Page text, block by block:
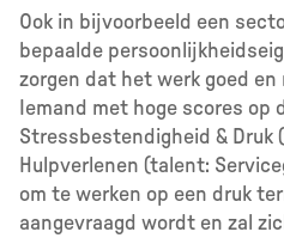
Ook in bijvoorbeeld een
bepaalde
zorgen dat het werk goed
Iemand met hoge scores op
Stressbestendigheid & Druk
Hulpverlenen (talent:
om te werken op een druk
aangevraagd wordt en zal